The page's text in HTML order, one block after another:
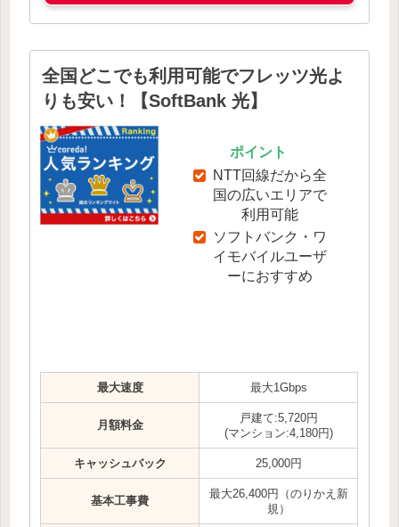
全国どこでも利用可能でフレッツ光よ
りも安い！【SoftBank 光】
ポイント
NTT回線だから全
国の広いエリアで
利用可能
ソフトバンク・ワ
イモバイルユーザ
ーにおすすめ
最大速度 最大1Gbps
月額料金
戸建て:5,720円
(マンション:4,180円)
キャッシュバック 25,000円
基本工事費
最大26,400円（のりかえ新
規）